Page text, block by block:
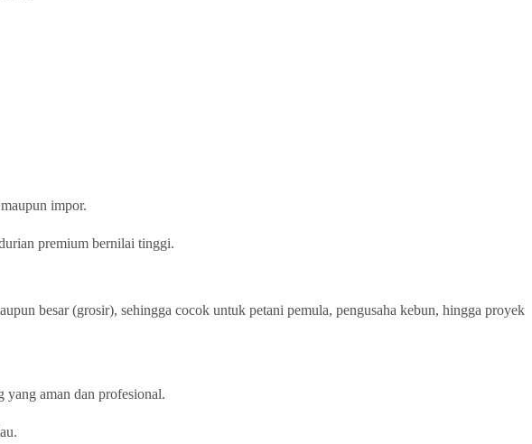
impor.
premium bernilai tinggi.
besar (grosir), sehingga cocok untuk petani pemula, pengusaha kebun, hingga proyek
yang aman dan profesional.